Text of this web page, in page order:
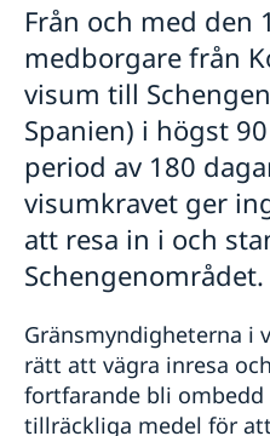
Team Sweden
Så kan du få stöd
Svenska företag i Kosovo
Anmäl handelshinder
Allmänna säkerhetsläget
Frågor & svar för
Från och med den
medborgare från
visum till
Spanien) i högst
period av 180
visumkravet ger
att resa in i och
Schengenområdet.
Gränsmyndigheterna i
rätt att vägra inresa
fortfarande bli ombedd
tillräckliga medel för